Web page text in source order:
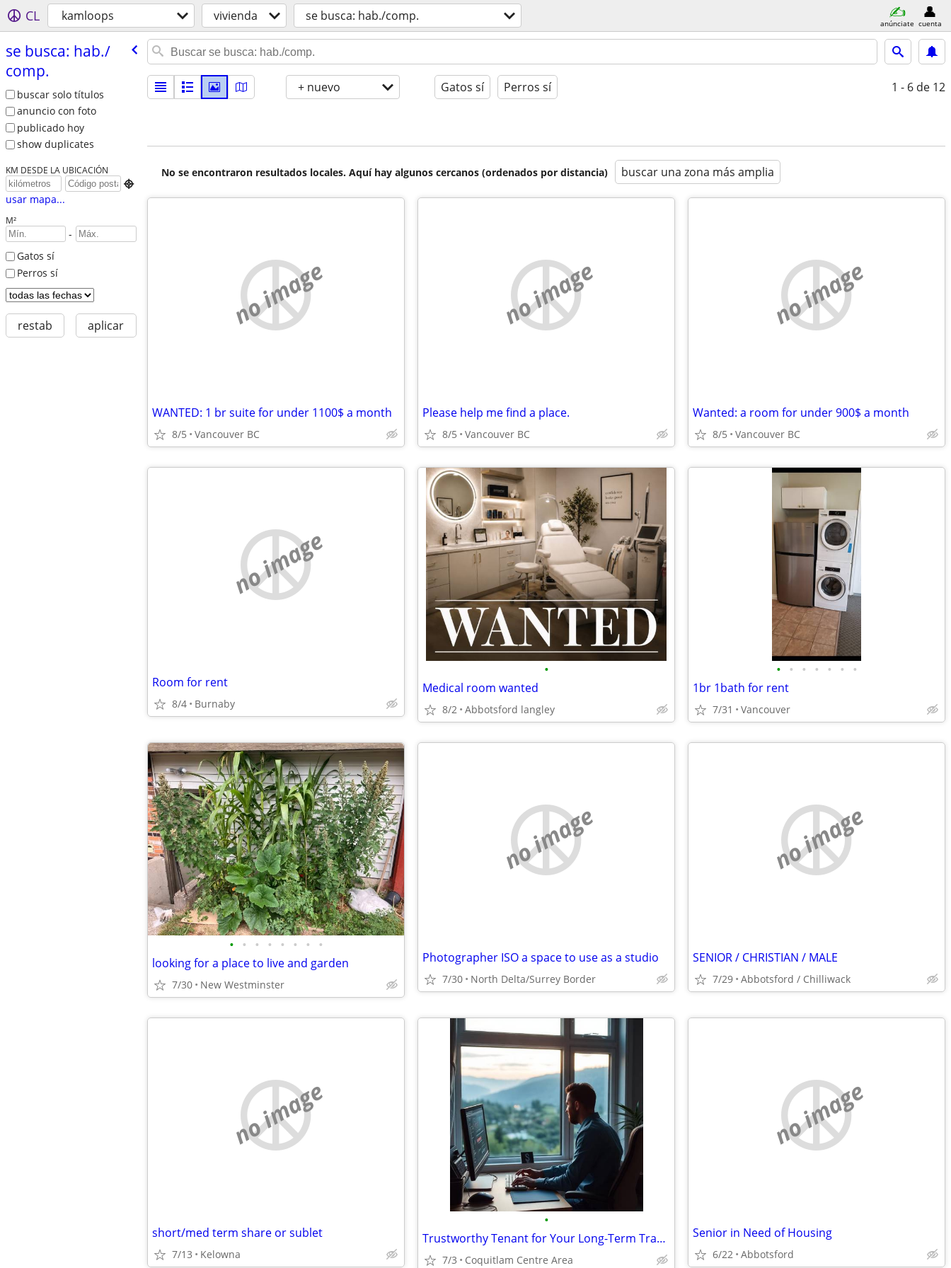
CL kamloops vivienda se busca: hab./comp. anúnciate cuenta
se busca: hab./​
comp.
buscar solo títulos
anuncio con foto
publicado hoy
show duplicates
KM DESDE LA UBICACIÓN

usar mapa...
M²
-
Gatos sí
Perros sí
restab aplicar
+ nuevo Gatos sí Perros sí 1 - 6 de 12
No se encontraron resultados locales. Aquí hay algunos cercanos (ordenados por distancia) buscar una zona más amplia
no image
WANTED: 1 br suite for under 1100$ a month
8/5 Vancouver BC
no image
Please help me find a place.
8/5 Vancouver BC
no image
Wanted: a room for under 900$ a month
8/5 Vancouver BC
no image
Room for rent
8/4 Burnaby
•
Medical room wanted
8/2 Abbotsford langley
• • • • • • •
1br 1bath for rent
7/31 Vancouver
• • • • • • • •
looking for a place to live and garden
7/30 New Westminster
no image
Photographer ISO a space to use as a studio
7/30 North Delta/Surrey Border
no image
SENIOR / CHRISTIAN / MALE
7/29 Abbotsford / Chilliwack
no image
short/med term share or sublet
7/13 Kelowna
•
Trustworthy Tenant for Your Long-Term Travel-Vacant House/Studio
7/3 Coquitlam Centre Area
no image
Senior in Need of Housing
6/22 Abbotsford